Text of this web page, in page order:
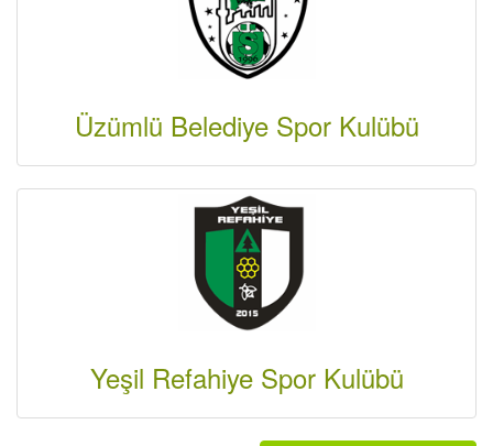
Üzümlü Belediye Spor Kulübü
Yeşil Refahiye Spor Kulübü